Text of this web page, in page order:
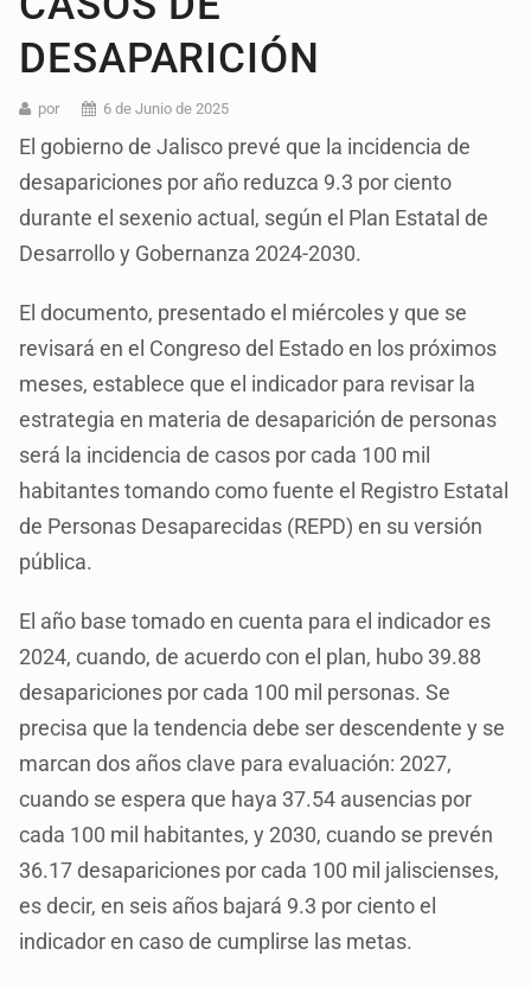
DESAPARICIÓN
por 6 de Junio de 2025
El gobierno de Jalisco prevé que la incidencia de
desapariciones por año reduzca 9.3 por ciento
durante el sexenio actual, según el Plan Estatal de
Desarrollo y Gobernanza 2024-2030.
El documento, presentado el miércoles y que se
revisará en el Congreso del Estado en los próximos
meses, establece que el indicador para revisar la
estrategia en materia de desaparición de personas
será la incidencia de casos por cada 100 mil
habitantes tomando como fuente el Registro Estatal
de Personas Desaparecidas (REPD) en su versión
pública.
El año base tomado en cuenta para el indicador es
2024, cuando, de acuerdo con el plan, hubo 39.88
desapariciones por cada 100 mil personas. Se
precisa que la tendencia debe ser descendente y se
marcan dos años clave para evaluación: 2027,
cuando se espera que haya 37.54 ausencias por
cada 100 mil habitantes, y 2030, cuando se prevén
36.17 desapariciones por cada 100 mil jaliscienses,
es decir, en seis años bajará 9.3 por ciento el
indicador en caso de cumplirse las metas.